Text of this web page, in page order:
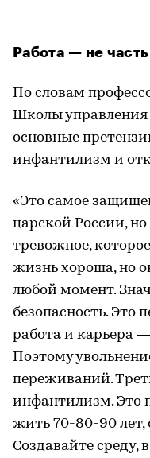
Работа — не
По словам
Школы управления
основные
инфантилизм и
«Это самое
царской России,
тревожное,
жизнь хороша, но
любой момент.
безопасность. Это
работа и карьера
Поэтому
переживаний.
инфантилизм. Это
жить 70-80-90 лет,
Создавайте среду,